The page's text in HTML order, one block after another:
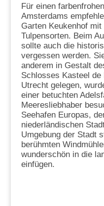
Für einen
Amsterdams
Garten Keukenhof
Tulpensorten. Beim
sollte auch die
vergessen werden.
anderem in Gestalt
Schlosses Kasteel
Utrecht gelegen,
einer betuchten
Meeresliebhaber
Seehafen Europas,
niederländischen
Umgebung der Stadt
berühmten
wunderschön in die
einfügen.